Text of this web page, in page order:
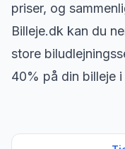
priser, og
Billeje.dk kan du
store
40% på din billeje i